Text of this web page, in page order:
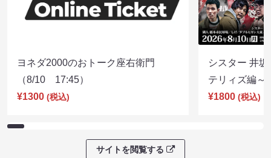
ヨネダ2000のおトーク座右衛門
（8/10 17:45）
¥1300 (税込)
シスター 井
テリィズ編
¥1800 (税込)
サイトを閲覧する